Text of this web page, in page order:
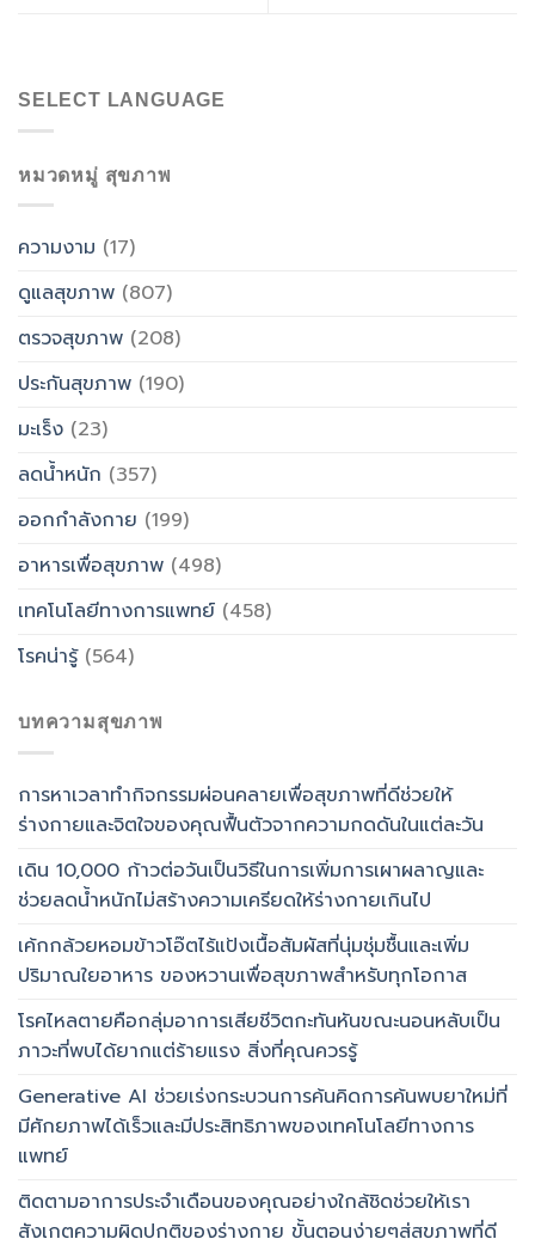
SELECT LANGUAGE
หมวดหมู่ สุขภาพ
ความงาม (17)
ดูแลสุขภาพ (807)
ตรวจสุขภาพ (208)
ประกันสุขภาพ (190)
มะเร็ง (23)
ลดน้ำหนัก (357)
ออกกำลังกาย (199)
อาหารเพื่อสุขภาพ (498)
เทคโนโลยีทางการแพทย์ (458)
โรคน่ารู้(564)
บทความสุขภาพ
การหาเวลาทำกิจกรรมผ่อนคลายเพื่อสุขภาพที่ดีช่วยให้
ร่างกายและจิตใจของคุณฟื้นตัวจากความกดดันในแต่ละวัน
เดิน 10,000 ก้าวต่อวันเป็นวิธีในการเพิ่มการเผาผลาญและ
ช่วยลดน้ำหนักไม่สร้างความเครียดให้ร่างกายเกินไป
เค้กกล้วยหอมข้าวโอ๊ตไร้แป้งเนื้อสัมผัสที่นุ่มชุ่มชื้นและเพิ่ม
ปริมาณใยอาหาร ของหวานเพื่อสุขภาพสำหรับทุกโอกาส
โรคไหลตายคือกลุ่มอาการเสียชีวิตกะทันหันขณะนอนหลับเป็น
ภาวะที่พบได้ยากแต่ร้ายแรง สิ่งที่คุณควรรู้
Generative AI ช่วยเร่งกระบวนการค้นคิดการค้นพบยาใหม่ที่
มีศักยภาพได้เร็วและมีประสิทธิภาพของเทคโนโลยีทางการ
แพทย์
ติดตามอาการประจำเดือนของคุณอย่างใกล้ชิดช่วยให้เรา
สังเกตความผิดปกติของร่างกาย ขั้นตอนง่ายๆสู่สุขภาพที่ดี